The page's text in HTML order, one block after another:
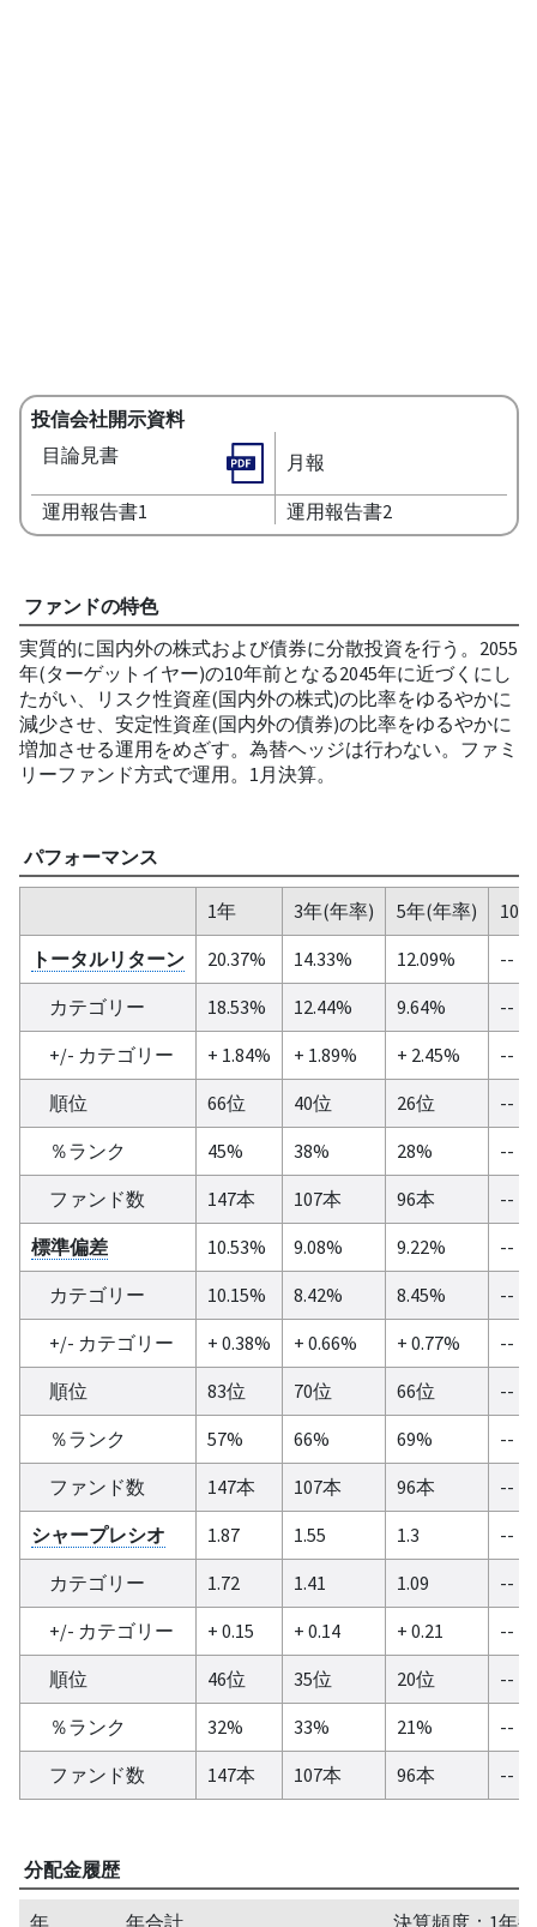
投信会社開示資料
目論見書
月報
運用報告書1 運用報告書2
ファンドの特色
実質的に国内外の株式および債券に分散投資を行う。2055
年(ターゲットイヤー)の10年前となる2045年に近づくにし
たがい、リスク性資産(国内外の株式)の比率をゆるやかに
減少させ、安定性資産(国内外の債券)の比率をゆるやかに
増加させる運用をめざす。為替ヘッジは行わない。ファミ
リーファンド方式で運用。1月決算。
パフォーマンス
1年 3年(年率) 5年(年率)
10
トータルリターン
20.37% 14.33% 12.09%
--
カテゴリー
18.53% 12.44% 9.64%
--
+/- カテゴリー
+ 1.84% + 1.89% + 2.45%
--
順位
66位 40位 26位
--
％ランク
45% 38% 28%
--
ファンド数
147本 107本 96本
--
標準偏差
10.53% 9.08% 9.22%
--
カテゴリー
10.15% 8.42% 8.45%
--
+/- カテゴリー
+ 0.38% + 0.66% + 0.77%
--
順位
83位 70位 66位
--
％ランク
57% 66% 69%
--
ファンド数
147本 107本 96本
--
シャープレシオ
1.87 1.55 1.3
--
カテゴリー
1.72 1.41 1.09
--
+/- カテゴリー
+ 0.15 + 0.14 + 0.21
--
順位
46位 35位 20位
--
％ランク
32% 33% 21%
--
ファンド数
147本 107本 96本 --
分配金履歴
年 年合計 決算頻度：1年